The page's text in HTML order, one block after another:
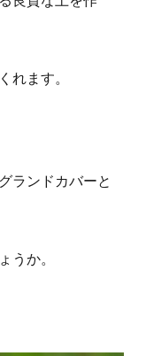
れます。
ランドカバーと
うか。